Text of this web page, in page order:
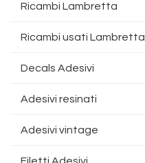
Ricambi Lambretta
Ricambi usati Lambretta
Decals Adesivi
Adesivi resinati
Adesivi vintage